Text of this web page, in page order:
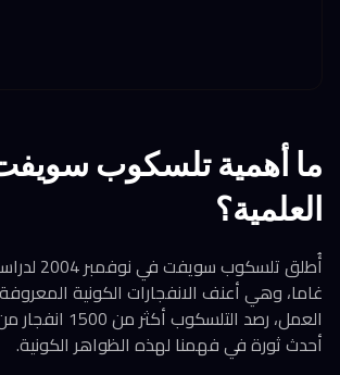
ما أهمية تلسكوب
العلمية؟
أُطلق
غاما، وهي أعنف الانفجارات الكونية
العمل، رصد
أحدث ثورة في فهمنا لهذه الظواهر الكونية.